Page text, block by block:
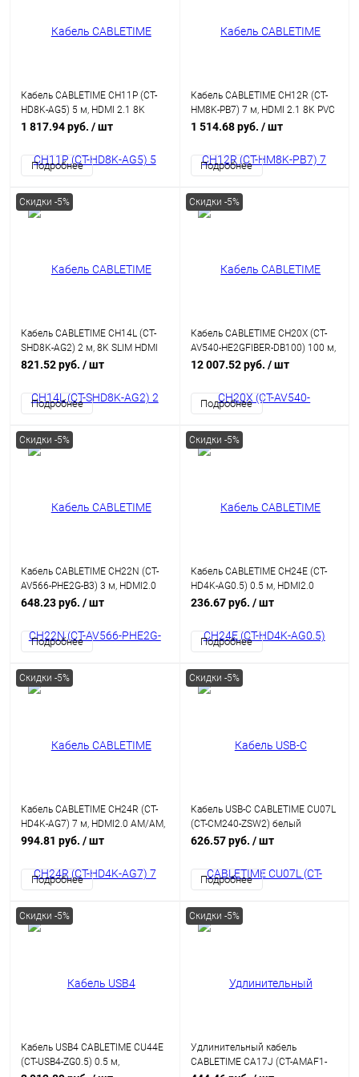
Кабель CABLETIME CH11P (CT-
HD8K-AG5) 5 м, HDMI 2.1 8K
PREMIUM, алюминиевый,
черный P
1 817.94 руб. / шт
Подробнее
Кабель CABLETIME CH12R (CT-
HM8K-PB7) 7 м, HDMI 2.1 8K PVC
28AWG, позолоченный, 8K/60
1 514.68 руб. / шт
Подробнее
Скидки -5%
Кабель CABLETIME CH14L (CT-
SHD8K-AG2) 2 м, 8K SLIM HDMI
2.1, позолоченный, 8K/60 Гц,
821.52 руб. / шт
Подробнее
Скидки -5%
Кабель CABLETIME CH20X (CT-
AV540-HE2GFIBER-DB100) 100 м,
AOC HDMI 2.0b HDR, ARC,
18 Гбит/с
12 007.52 руб. / шт
Подробнее
Скидки -5%
Кабель CABLETIME CH22N (CT-
AV566-PHE2G-B3) 3 м, HDMI2.0
AM/AM, 4k/60 Гц, позолоченный,
648.23 руб. / шт
Подробнее
Скидки -5%
Кабель CABLETIME CH24E (CT-
HD4K-AG0.5) 0.5 м, HDMI2.0
AM/AM, 4k/60 Гц, позолоченный,
236.67 руб. / шт
Подробнее
Скидки -5%
Кабель CABLETIME CH24R (CT-
HD4K-AG7) 7 м, HDMI2.0 AM/AM,
4k/60 Гц, позолоченный, черная
994.81 руб. / шт
Подробнее
Скидки -5%
Кабель USB-C CABLETIME CU07L
(CT-CM240-ZSW2) белый
PD240W 240 Вт 2 м для iPhone
626.57 руб. / шт
Подробнее
Скидки -5%
Кабель USB4 CABLETIME CU44E
(CT-USB4-ZG0.5) 0.5 м,
Скидки -5%
Удлинительный кабель
CABLETIME CA17J (CT-AMAF1-